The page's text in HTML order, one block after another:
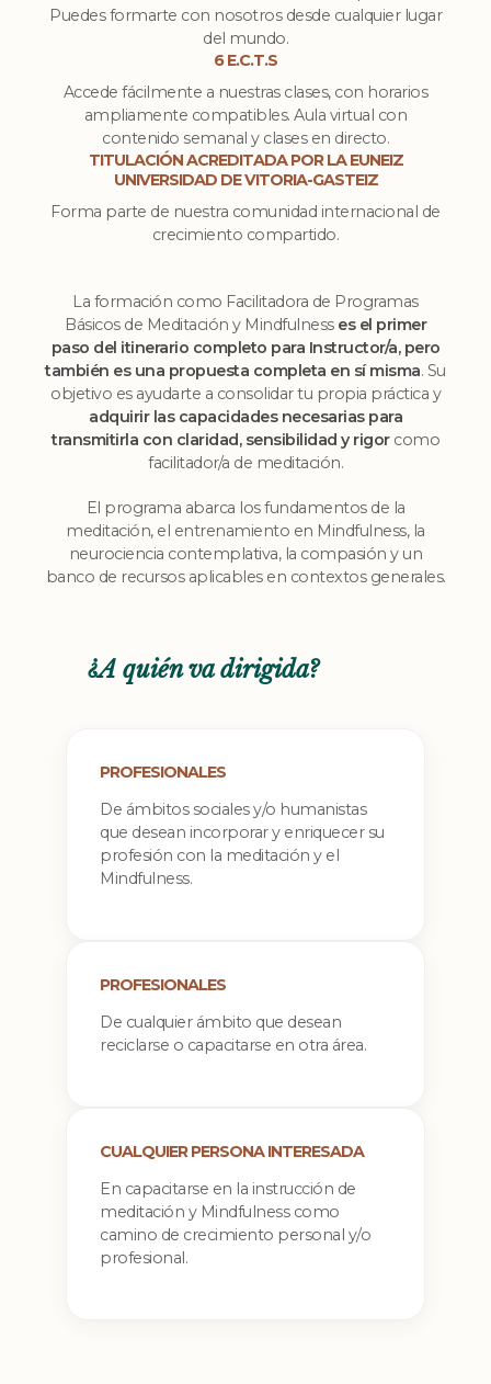
Puedes formarte con nosotros desde cualquier lugar
del mundo.
6 E.C.T.S
Accede fácilmente a nuestras clases, con horarios
ampliamente compatibles. Aula virtual con
contenido semanal y clases en directo.
TITULACIÓN ACREDITADA POR LA EUNEIZ
UNIVERSIDAD DE VITORIA-GASTEIZ
Forma parte de nuestra comunidad internacional de
crecimiento compartido.
La formación como Facilitadora de Programas
Básicos de Meditación y Mindfulness es el primer
paso del itinerario completo para Instructor/a, pero
también es una propuesta completa en sí misma. Su
objetivo es ayudarte a consolidar tu propia práctica y
adquirir las capacidades necesarias para
transmitirla con claridad, sensibilidad y rigorcomo
facilitador/a de meditación.
El programa abarca los fundamentos de la
meditación, el entrenamiento en Mindfulness, la
neurociencia contemplativa, la compasión y un
banco de recursos aplicables en contextos generales.
¿A quién va dirigida?
PROFESIONALES
De ámbitos sociales y/o humanistas
que desean incorporar y enriquecer su
profesión con la meditación y el
Mindfulness.
PROFESIONALES
De cualquier ámbito que desean
reciclarse o capacitarse en otra área.
CUALQUIER PERSONA INTERESADA
En capacitarse en la instrucción de
meditación y Mindfulness como
camino de crecimiento personal y/o
profesional.